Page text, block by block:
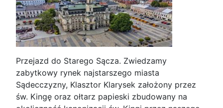
Przejazd do Starego Sącza. Zwiedzamy
zabytkowy rynek najstarszego miasta
Sądecczyzny, Klasztor Klarysek założony przez
św. Kingę oraz ołtarz papieski zbudowany na